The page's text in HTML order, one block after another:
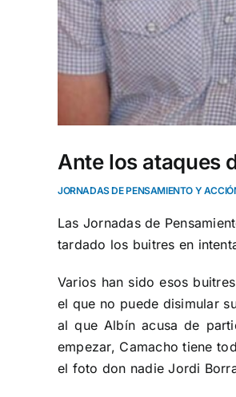
Ante los ataques
JORNADAS DE PENSAMIENTO Y
Las Jornadas de
tardado los buitres en
Varios han sido esos
el que no puede disimular
al que Albín acusa de
empezar, Camacho tiene
el foto don nadie Jordi